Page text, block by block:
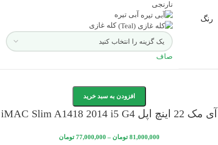
رنگ
نارنجی
آبی تیره
کله غازی
صاف
افزودن به سبد خرید
آی مک 22 اینچ اپل iMAC Slim A1418 2014 i5 G4
81,000,000 تومان –
77,000,000 تومان